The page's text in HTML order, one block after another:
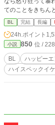
てのことをきちんと受け止
許されなくなった
領地で監視されることとなった。 「あなた
シアンにはそう言
てくる……！ そん
様子に、周囲はも
だんと冷たかったリュ
次期公爵と、全て
ります！ お気に
BL 完結 長編
24h.ポイント
小説 850 位 /
BL ハッピーエ
ハイスペックイ